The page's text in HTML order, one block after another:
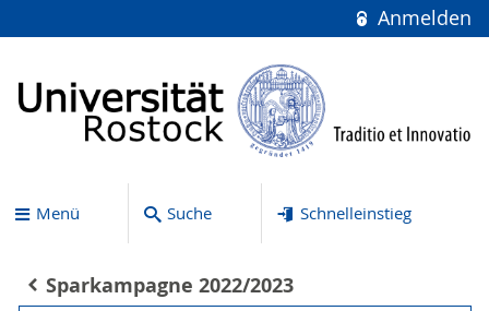
Anmelden
Menü Suche Schnelleinstieg
Sparkampagne 2022/2023